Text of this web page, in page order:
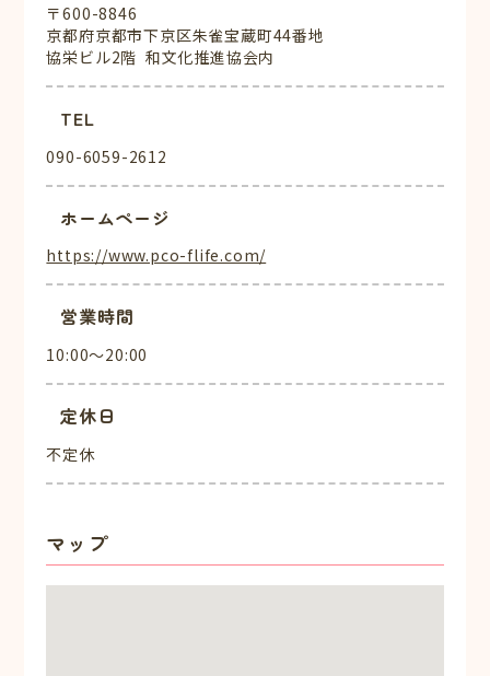
〒600-8846
京都府京都市下京区朱雀宝蔵町44番地
協栄ビル2階 和文化推進協会内
TEL
090-6059-2612
ホームページ
https://www.pco-flife.com/
営業時間
10:00～20:00
定休日
不定休
マップ